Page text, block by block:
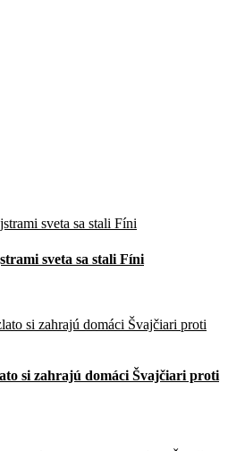
sveta sa stali Fíni
si zahrajú domáci Švajčiari proti